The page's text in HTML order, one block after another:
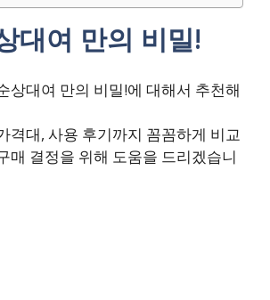
대여 만의 비밀!
상대여 만의 비밀!에 대해서 추천해
격대, 사용 후기까지 꼼꼼하게 비교
매 결정을 위해 도움을 드리겠습니